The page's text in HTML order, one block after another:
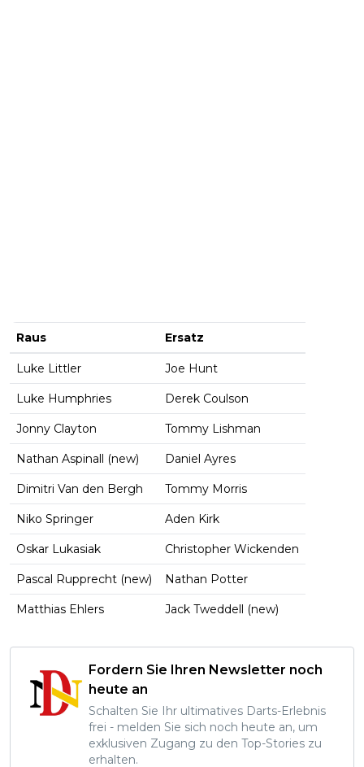
Raus Ersatz
Luke Littler Joe Hunt
Luke Humphries Derek Coulson
Jonny Clayton Tommy Lishman
Nathan Aspinall (new) Daniel Ayres
Dimitri Van den Bergh Tommy Morris
Niko Springer Aden Kirk
Oskar Lukasiak Christopher Wickenden
Pascal Rupprecht (new) Nathan Potter
Matthias Ehlers Jack Tweddell (new)
Fordern Sie Ihren Newsletter noch
heute an
Schalten Sie Ihr ultimatives Darts-Erlebnis
frei - melden Sie sich noch heute an, um
exklusiven Zugang zu den Top-Stories zu
erhalten.